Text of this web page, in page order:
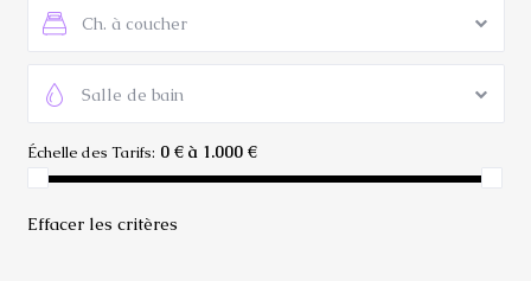
Ch. à coucher
Salle de bain
Échelle des Tarifs: 0 € à 1.000 €
Effacer les critères